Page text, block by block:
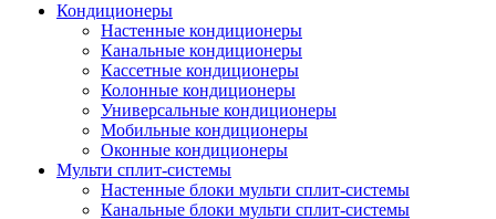
Кондиционеры
Настенные кондиционеры
Канальные кондиционеры
Кассетные кондиционеры
Колонные кондиционеры
Универсальные кондиционеры
Мобильные кондиционеры
Оконные кондиционеры
Мульти сплит-системы
Настенные блоки мульти сплит-системы
Канальные блоки мульти сплит-системы